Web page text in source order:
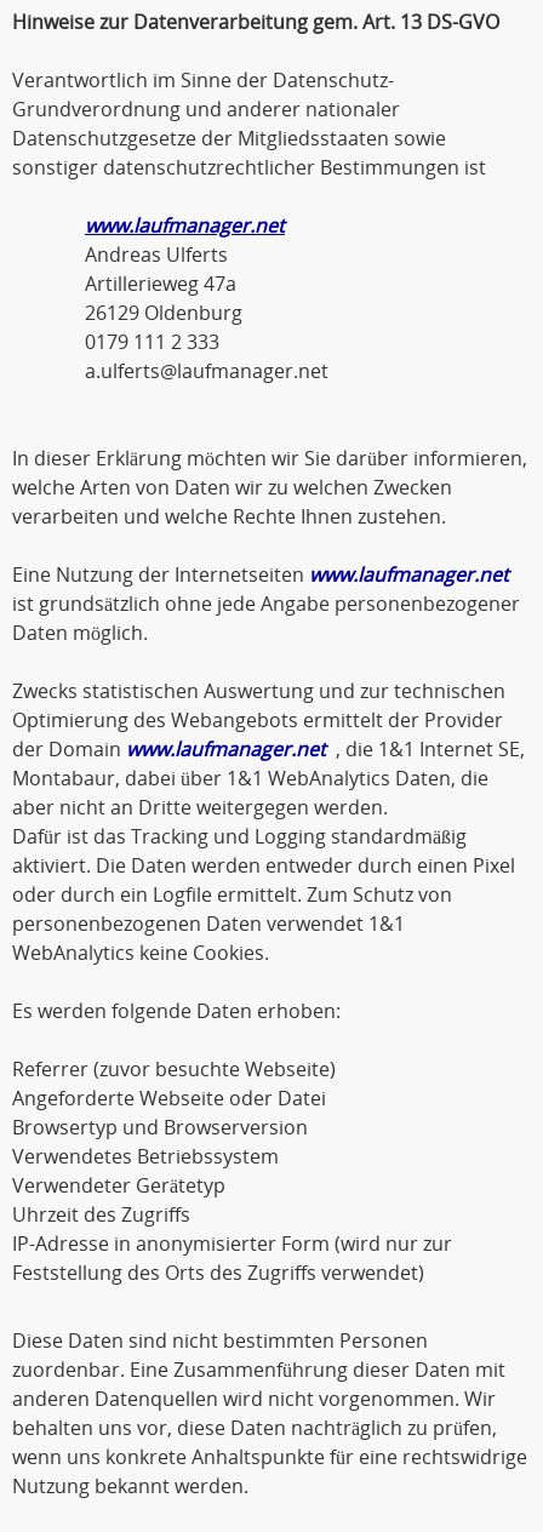
Hinweise zur Datenverarbeitung gem. Art. 13 DS-GVO
Verantwortlich im Sinne der Datenschutz-
Grundverordnung und anderer nationaler
Datenschutzgesetze der Mitgliedsstaaten sowie
sonstiger datenschutzrechtlicher Bestimmungen ist
www.laufmanager.net
Andreas Ulferts
Artillerieweg 47a
26129 Oldenburg
0179 111 2 333
a.ulferts@laufmanager.net
In dieser Erklärung möchten wir Sie darüber informieren,
welche Arten von Daten wir zu welchen Zwecken
verarbeiten und welche Rechte Ihnen zustehen.
Eine Nutzung der Internetseiten www.laufmanager.net
ist grundsätzlich ohne jede Angabe personenbezogener
Daten möglich.
Zwecks statistischen Auswertung und zur technischen
Optimierung des Webangebots ermittelt der Provider
der Domain www.laufmanager.net, die 1&1 Internet SE,
Montabaur, dabei über 1&1 WebAnalytics Daten, die
aber nicht an Dritte weitergegen werden.
Dafür ist das Tracking und Logging standardmäßig
aktiviert. Die Daten werden entweder durch einen Pixel
oder durch ein Logfile ermittelt. Zum Schutz von
personenbezogenen Daten verwendet 1&1
WebAnalytics keine Cookies.
Es werden folgende Daten erhoben:
Referrer (zuvor besuchte Webseite)
Angeforderte Webseite oder Datei
Browsertyp und Browserversion
Verwendetes Betriebssystem
Verwendeter Gerätetyp
Uhrzeit des Zugriffs
IP-Adresse in anonymisierter Form (wird nur zur
Feststellung des Orts des Zugriffs verwendet)
Diese Daten sind nicht bestimmten Personen
zuordenbar. Eine Zusammenführung dieser Daten mit
anderen Datenquellen wird nicht vorgenommen. Wir
behalten uns vor, diese Daten nachträglich zu prüfen,
wenn uns konkrete Anhaltspunkte für eine rechtswidrige
Nutzung bekannt werden.